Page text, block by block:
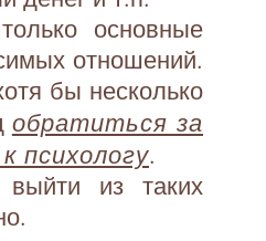
основные
отношений.
бы несколько
обратиться за
психологу.
выйти из таких